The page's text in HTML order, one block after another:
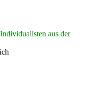
aus der